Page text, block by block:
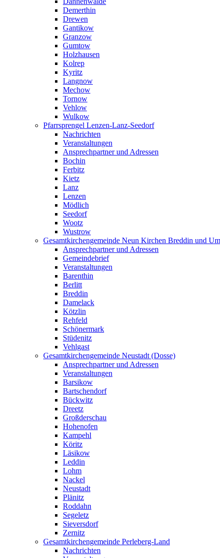
Demerthin
Drewen
Gantikow
Granzow
Gumtow
Holzhausen
Kolrep
Kyritz
Langnow
Mechow
Tornow
Vehlow
Wulkow
Pfarrsprengel Lenzen-Lanz-Seedorf
Nachrichten
Veranstaltungen
Ansprechpartner und Adressen
Bochin
Ferbitz
Kietz
Lanz
Lenzen
Mödlich
Seedorf
Wootz
Wustrow
Gesamtkirchengemeinde Neun Kirchen Breddin und
Ansprechpartner und Adressen
Gemeindebrief
Veranstaltungen
Barenthin
Berlitt
Breddin
Damelack
Kötzlin
Rehfeld
Schönermark
Stüdenitz
Vehlgast
Gesamtkirchengemeinde Neustadt (Dosse)
Ansprechpartner und Adressen
Veranstaltungen
Barsikow
Bartschendorf
Bückwitz
Dreetz
Großderschau
Hohenofen
Kampehl
Köritz
Läsikow
Leddin
Lohm
Nackel
Neustadt
Plänitz
Roddahn
Segeletz
Sieversdorf
Zernitz
Gesamtkirchengemeinde Perleberg-Land
Nachrichten